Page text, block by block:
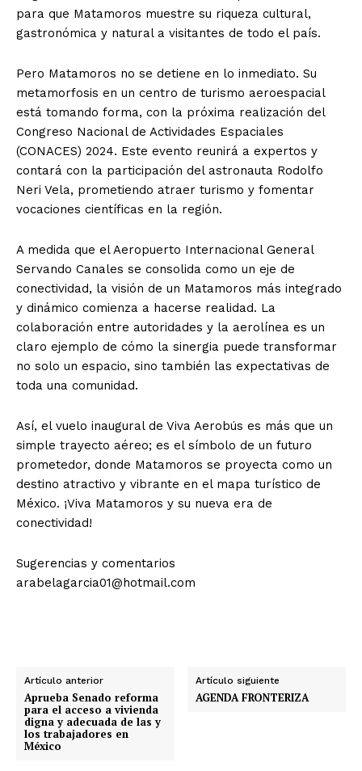
para que Matamoros muestre su riqueza cultural,
gastronómica y natural a visitantes de todo el país.
Pero Matamoros no se detiene en lo inmediato. Su
metamorfosis en un centro de turismo aeroespacial
está tomando forma, con la próxima realización del
Congreso Nacional de Actividades Espaciales
(CONACES) 2024. Este evento reunirá a expertos y
contará con la participación del astronauta Rodolfo
Neri Vela, prometiendo atraer turismo y fomentar
vocaciones científicas en la región.
A medida que el Aeropuerto Internacional General
Servando Canales se consolida como un eje de
conectividad, la visión de un Matamoros más integrado
y dinámico comienza a hacerse realidad. La
colaboración entre autoridades y la aerolínea es un
claro ejemplo de cómo la sinergia puede transformar
no solo un espacio, sino también las expectativas de
toda una comunidad.
Así, el vuelo inaugural de Viva Aerobús es más que un
simple trayecto aéreo; es el símbolo de un futuro
prometedor, donde Matamoros se proyecta como un
destino atractivo y vibrante en el mapa turístico de
México. ¡Viva Matamoros y su nueva era de
conectividad!
Sugerencias y comentarios
arabelagarcia01@hotmail.com
Artículo anterior
Aprueba Senado reforma
para el acceso a vivienda
digna y adecuada de las y
los trabajadores en
México
Artículo siguiente
AGENDA FRONTERIZA